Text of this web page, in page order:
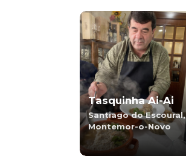
Tasquinha Ai-Ai
Santiago do Escoural,
Montemor-o-Novo